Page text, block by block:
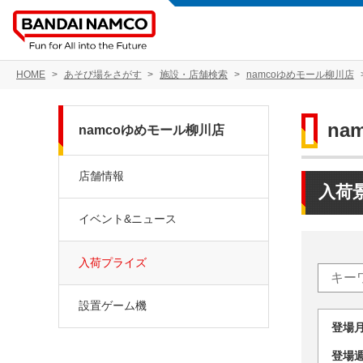
HOME あそび場をさがす 施設・店舗検索 namcoゆめモール柳川店
入荷
登
登
namcoゆめモール柳川店
店舗情報
イベント&ニュース
入荷プライズ
設置ゲーム機